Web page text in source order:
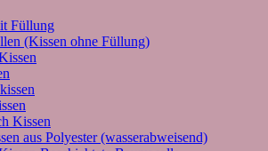
Füllung
(Kissen ohne Füllung)
Kissen
aus Polyester (wasserabweisend)